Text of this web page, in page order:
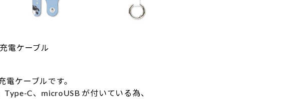
ケーブル
ケーブルです。
C、microUSB が付いている為、